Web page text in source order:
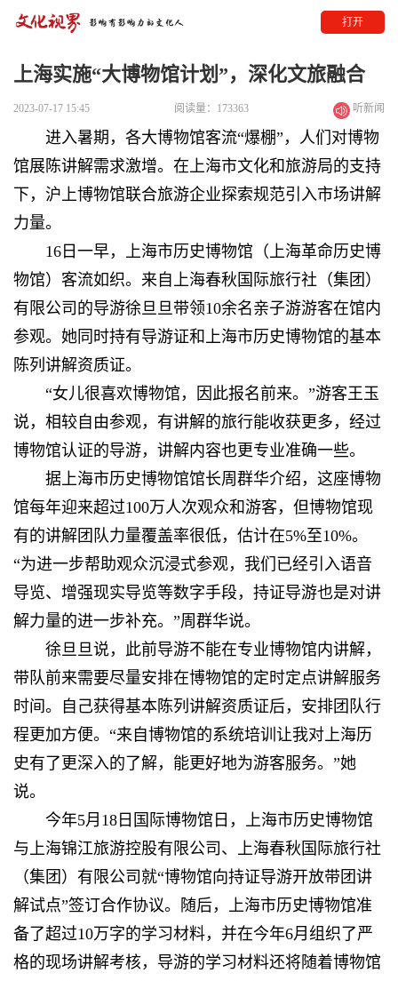
打开
上海实施“大博物馆计划”，深化文旅融合
2023-07-17 15:45 阅读量：173363 听新闻
进入暑期，各大博物馆客流“爆棚”，人们对博物
馆展陈讲解需求激增。在上海市文化和旅游局的支持
下，沪上博物馆联合旅游企业探索规范引入市场讲解
力量。
16日一早，上海市历史博物馆（上海革命历史博
物馆）客流如织。来自上海春秋国际旅行社（集团）
有限公司的导游徐旦旦带领10余名亲子游游客在馆内
参观。她同时持有导游证和上海市历史博物馆的基本
陈列讲解资质证。
“女儿很喜欢博物馆，因此报名前来。”游客王玉
说，相较自由参观，有讲解的旅行能收获更多，经过
博物馆认证的导游，讲解内容也更专业准确一些。
据上海市历史博物馆馆长周群华介绍，这座博物
馆每年迎来超过100万人次观众和游客，但博物馆现
有的讲解团队力量覆盖率很低，估计在5%至10%。
“为进一步帮助观众沉浸式参观，我们已经引入语音
导览、增强现实导览等数字手段，持证导游也是对讲
解力量的进一步补充。”周群华说。
徐旦旦说，此前导游不能在专业博物馆内讲解，
带队前来需要尽量安排在博物馆的定时定点讲解服务
时间。自己获得基本陈列讲解资质证后，安排团队行
程更加方便。“来自博物馆的系统培训让我对上海历
史有了更深入的了解，能更好地为游客服务。”她
说。
今年5月18日国际博物馆日，上海市历史博物馆
与上海锦江旅游控股有限公司、上海春秋国际旅行社
（集团）有限公司就“博物馆向持证导游开放带团讲
解试点”签订合作协议。随后，上海市历史博物馆准
备了超过10万字的学习材料，并在今年6月组织了严
格的现场讲解考核，导游的学习材料还将随着博物馆